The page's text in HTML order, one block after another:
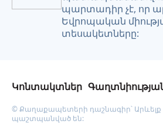
պարտադիր չէ, որ
Եվրոպական
տեսակետները:
Կոնտակտներ
© Քաղաքապետերի դաշնագիր՝ Արևելք
պաշտպանված են: